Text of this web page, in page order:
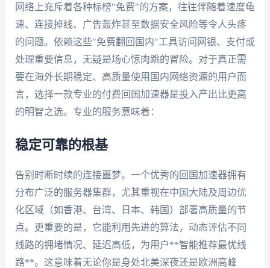
网络上充斥着各种标榜"免费"的方案，往往伴随着速度龟
速、连接掉线、广告轰炸甚至数据安全风险等令人头疼
的问题。依赖这些"免费翻回国内"工具访问网银、支付或
处理重要信息，无疑是场心惊肉跳的冒险。对于真正需
要在海外长期稳定、高质量使用国内网络资源的用户而
言，选择一款专业的付费回国加速器是投入产出比更高
的明智之选。专业的服务意味着：
稳定可靠的根基
告别时断时续的连接噩梦。一个优秀的回国加速器拥有
分布广泛的服务器集群，尤其重视在中国大陆及周边优
化区域（如香港、台湾、日本、韩国）部署高质量的节
点。更重要的是，它能利用先进的算法，动态评估不同
线路的拥堵情况、延迟高低，为用户**智能推荐最优线
路**。这意味着无论你是身处北美深夜还是欧洲高峰